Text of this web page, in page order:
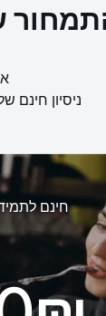
ניסיון חינם של 14 יום לגרסה
חינם